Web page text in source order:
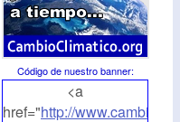
Código de nuestro banner:
<a
href="http://